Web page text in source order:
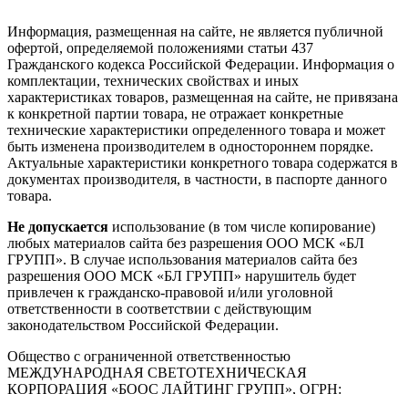
Информация, размещенная на сайте, не является публичной
офертой, определяемой положениями статьи 437
Гражданского кодекса Российской Федерации. Информация о
комплектации, технических свойствах и иных
характеристиках товаров, размещенная на сайте, не привязана
к конкретной партии товара, не отражает конкретные
технические характеристики определенного товара и может
быть изменена производителем в одностороннем порядке.
Актуальные характеристики конкретного товара содержатся в
документах производителя, в частности, в паспорте данного
товара.
Не допускается использование (в том числе копирование)
любых материалов сайта без разрешения ООО МСК «БЛ
ГРУПП». В случае использования материалов сайта без
разрешения ООО МСК «БЛ ГРУПП» нарушитель будет
привлечен к гражданско-правовой и/или уголовной
ответственности в соответствии с действующим
законодательством Российской Федерации.
Общество с ограниченной ответственностью
МЕЖДУНАРОДНАЯ СВЕТОТЕХНИЧЕСКАЯ
КОРПОРАЦИЯ «БООС ЛАЙТИНГ ГРУПП», ОГРН: